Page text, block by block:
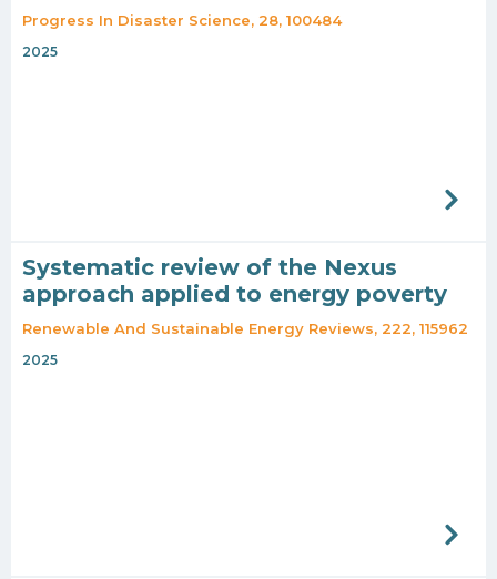
Progress In Disaster Science, 28, 100484
2025
Systematic review of the Nexus
approach applied to energy poverty
Renewable And Sustainable Energy Reviews, 222, 115962
2025